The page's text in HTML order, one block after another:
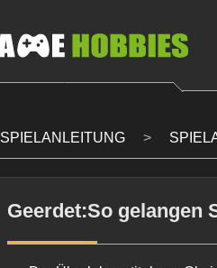
SPIELANLEITUNG
Geerdet:So gelangen